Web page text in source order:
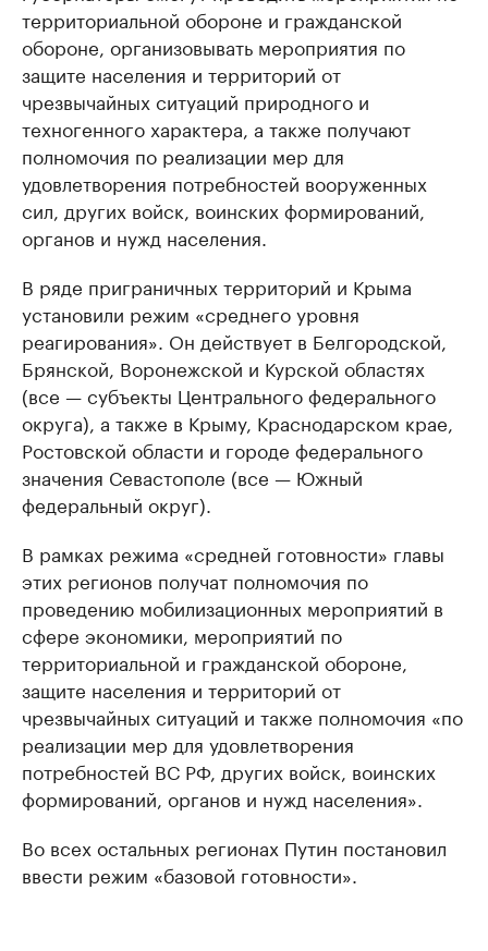
территориальной обороне и гражданской
обороне, организовывать мероприятия по
защите населения и территорий от
чрезвычайных ситуаций природного и
техногенного характера, а также получают
полномочия по реализации мер для
удовлетворения потребностей вооруженных
сил, других войск, воинских формирований,
органов и нужд населения.
В ряде приграничных территорий и Крыма
установили режим «среднего уровня
реагирования». Он действует в Белгородской,
Брянской, Воронежской и Курской областях
(все — субъекты Центрального федерального
округа), а также в Крыму, Краснодарском крае,
Ростовской области и городе федерального
значения Севастополе (все — Южный
федеральный округ).
В рамках режима «средней готовности» главы
этих регионов получат полномочия по
проведению мобилизационных мероприятий в
сфере экономики, мероприятий по
территориальной и гражданской обороне,
защите населения и территорий от
чрезвычайных ситуаций и также полномочия «по
реализации мер для удовлетворения
потребностей ВС РФ, других войск, воинских
формирований, органов и нужд населения».
Во всех остальных регионах Путин постановил
ввести режим «базовой готовности».